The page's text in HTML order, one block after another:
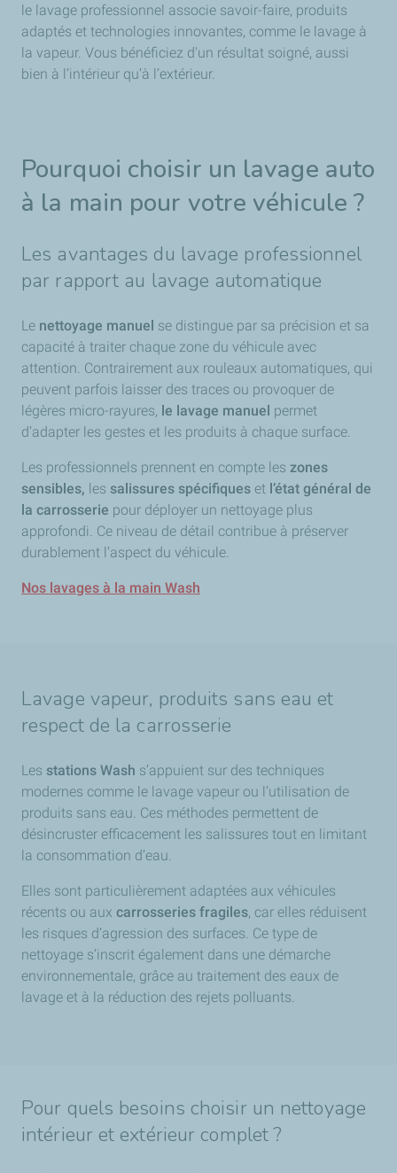
le lavage professionnel associe savoir-faire, produits
adaptés et technologies innovantes, comme le lavage à
la vapeur. Vous bénéficiez d'un résultat soigné, aussi
bien à l’intérieur qu’à l’extérieur.
Pourquoi choisir un lavage auto
à la main pour votre véhicule ?
Les avantages du lavage professionnel
par rapport au lavage automatique
Le nettoyage manuel se distingue par sa précision et sa
capacité à traiter chaque zone du véhicule avec
attention. Contrairement aux rouleaux automatiques, qui
peuvent parfois laisser des traces ou provoquer de
légères micro-rayures, le lavage manuel permet
d’adapter les gestes et les produits à chaque surface.
Les professionnels prennent en compte les zones
sensibles, les salissures spécifiques et l’état général de
la carrosserie pour déployer un nettoyage plus
approfondi. Ce niveau de détail contribue à préserver
durablement l’aspect du véhicule.
Nos lavages à la main Wash
Lavage vapeur, produits sans eau et
respect de la carrosserie
Les stations Wash s’appuient sur des techniques
modernes comme le lavage vapeur ou l’utilisation de
produits sans eau. Ces méthodes permettent de
désincruster efficacement les salissures tout en limitant
la consommation d’eau.
Elles sont particulièrement adaptées aux véhicules
récents ou aux carrosseries fragiles, car elles réduisent
les risques d’agression des surfaces. Ce type de
nettoyage s’inscrit également dans une démarche
environnementale, grâce au traitement des eaux de
lavage et à la réduction des rejets polluants.
Pour quels besoins choisir un nettoyage
intérieur et extérieur complet ?